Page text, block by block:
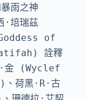
雨之神
培瑞茲
of
詮釋
金 (Wyclef
荷黑·R·古